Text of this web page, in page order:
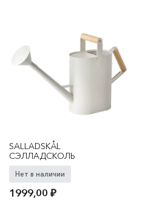
SALLADSKÅL
СЭЛЛАДСКОЛЬ
Нет в наличии
1999,00₽